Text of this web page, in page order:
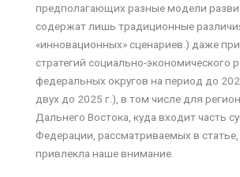
предполагающих разные модели
содержат лишь традиционные
«инновационных» сценариев.) даже
стратегий социально-экономического
федеральных округов на период до
двух до 2025 г.), в том числе для
Дальнего Востока, куда входит часть
Федерации, рассматриваемых в статье,
привлекла наше внимание.